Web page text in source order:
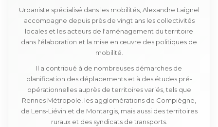
Urbaniste spécialisé dans les mobilités, Alexandre Laignel
accompagne depuis près de vingt ans les collectivités
locales et les acteurs de l'aménagement du territoire
dans l'élaboration et la mise en œuvre des politiques de
mobilité.
Il a contribué à de nombreuses démarches de
planification des déplacements et à des études pré-
opérationnelles auprès de territoires variés, tels que
Rennes Métropole, les agglomérations de Compiègne,
de Lens-Liévin et de Montargis, mais aussi des territoires
ruraux et des syndicats de transports.